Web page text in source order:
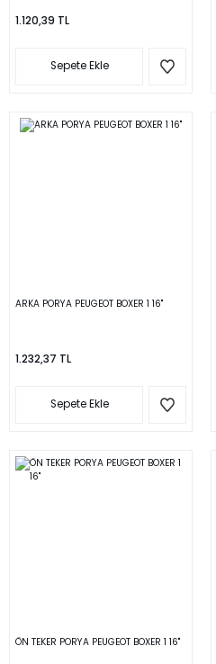
1.120,39 TL
Sepete Ekle
ARKA PORYA PEUGEOT BOXER 1 16''
1.232,37 TL
Sepete Ekle
ÖN TEKER PORYA PEUGEOT BOXER 1 16''